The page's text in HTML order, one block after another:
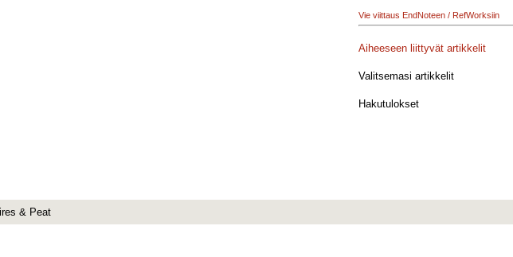
Vie viittaus EndNoteen / RefWorksiin
Aiheeseen liittyvät artikkelit
Valitsemasi artikkelit
Hakutulokset
& Peat